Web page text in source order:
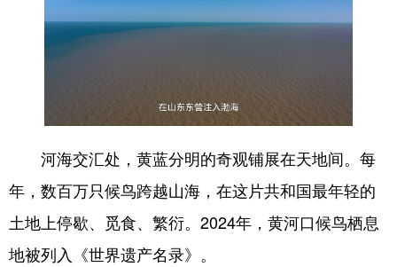
首页 山东新闻 图片
政事
科教
健康 微视齐鲁
多语种频道
English Español Français عربى
河海交汇处，黄蓝分明的奇观铺展在天地间。每
年，数百万只候鸟跨越山海，在这片共和国最年轻的
土地上停歇、觅食、繁衍。2024年，黄河口候鸟栖息
地被列入《世界遗产名录》。